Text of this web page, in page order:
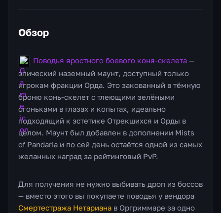
Обзор
Поводья яростного боевого коня-скелета —
эпический наземный маунт, доступный только
игрокам фракции Орда. Это закованный в тёмную
броню конь-скелет с тлеющими зелёными
огоньками в глазах и копытах, идеально
подходящий к эстетике Отрекшихся и Орды в
целом. Маунт был добавлен в дополнении Mists
of Pandaria и по сей день остаётся одной из самых
желанных наград за рейтинговый PvP.
Для получения не нужно выбивать дроп из боссов
— вместо этого вы покупаете поводья у вендора
Смертестража Нетариана в Оргриммаре за одно